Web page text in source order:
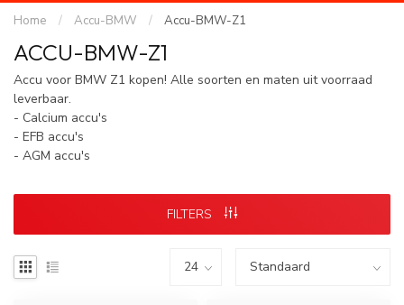
Home / Accu-BMW / Accu-BMW-Z1
ACCU-BMW-Z1
Accu voor BMW Z1 kopen! Alle soorten en maten uit voorraad
leverbaar.
- Calcium accu's
- EFB accu's
- AGM accu's
FILTERS